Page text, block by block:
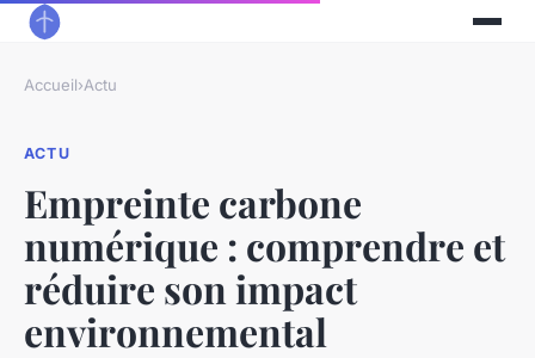
Accueil›Actu
ACTU
Empreinte carbone
numérique : comprendre et
réduire son impact
environnemental